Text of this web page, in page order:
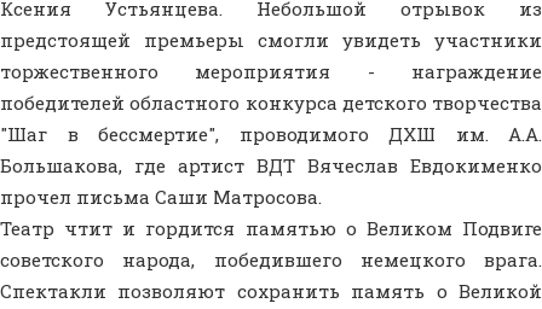
Ксения Устьянцева. Небольшой отрывок из
предстоящей премьеры смогли увидеть участники
торжественного мероприятия - награждение
победителей областного конкурса детского творчества
"Шаг в бессмертие", проводимого ДХШ им. А.А.
Большакова, где артист ВДТ Вячеслав Евдокименко
прочел письма Саши Матросова.
Театр чтит и гордится памятью о Великом Подвиге
советского народа, победившего немецкого врага.
Спектакли позволяют сохранить память о Великой